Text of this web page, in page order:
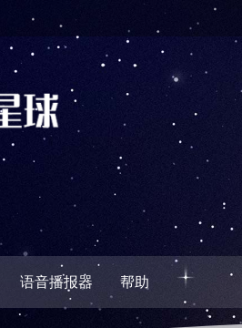
语音播报器 帮助